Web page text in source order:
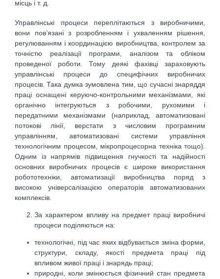
місць і т. д.
Управлінські процеси переплітаються з виробничими,
вони пов’язані з розробленням і ухваленням рішення,
регулюванням і координацією виробництва, контролем за
точністю реалізації програми, аналізом та обліком
проведеної роботи. Тому деякі фахівці зараховують
управлінські процеси до специфічних виробничих
процесів. Така думка зумовлена тим, що сучасні знаряддя
праці оснащені керуючо-контрольними механізмами, які
органічно інтегруються з робочими, рухомими і
передатними механізмами (наприклад, автоматизовані
потокові лінії, верстати з числовим програмним
управлінням, автоматизовані системи управління
технологічним процесом, мікропроцесорна техніка тощо).
Одним із напрямів підвищення гнучкості та надійності
основних виробничих процесів є широке використання
робототехніки, автоматизації виробництва поряд з
високою універсалізацією операторів автоматизованих
комплексів.
За характером впливу на предмет праці виробничі
процеси поділяються на:
технологічні, під час яких відбувається зміна форми,
структури, складу, якості предмета праці під
впливом живої праці і знарядь праці;
природні, коли змінюється фізичний стан предмета